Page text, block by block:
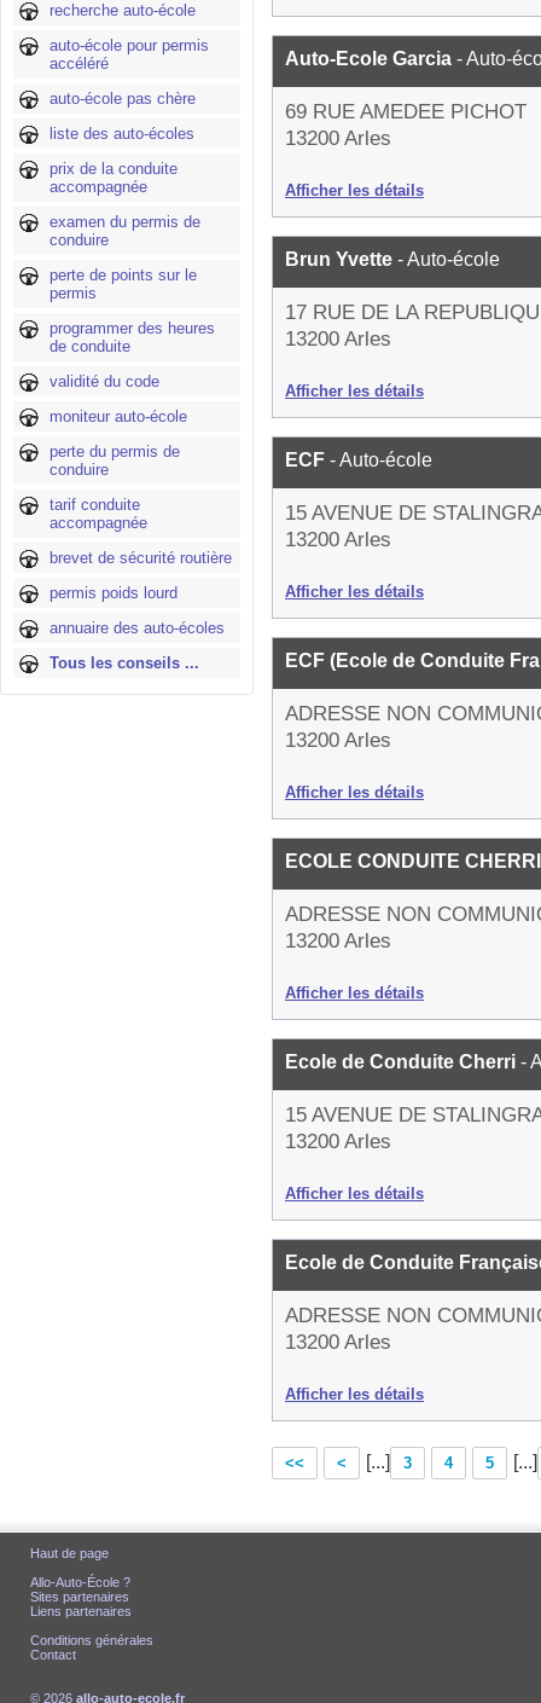
recherche auto-école
auto-école pour permis
accéléré
auto-école pas chère
liste des auto-écoles
prix de la conduite
accompagnée
examen du permis de
conduire
perte de points sur le
permis
programmer des heures
de conduite
validité du code
moniteur auto-école
perte du permis de
conduire
tarif conduite
accompagnée
brevet de sécurité routière
permis poids lourd
annuaire des auto-écoles
Tous les conseils ...
Auto-Ecole Garcia - Auto-
69 RUE AMEDEE PICHOT
13200 Arles
Afficher les détails
Brun Yvette - Auto-école
17 RUE DE LA
13200 Arles
Afficher les détails
ECF - Auto-école
15 AVENUE DE
13200 Arles
Afficher les détails
ECF (Ecole de Conduite
ADRESSE NON
13200 Arles
Afficher les détails
ECOLE CONDUITE
ADRESSE NON
13200 Arles
Afficher les détails
Ecole de Conduite Cherri -
15 AVENUE DE
13200 Arles
Afficher les détails
Ecole de Conduite
ADRESSE NON
13200 Arles
Afficher les détails
<< < [...] 3 4 5 [...]
Haut de page
Allo-Auto-École ?
Sites partenaires
Liens partenaires
Conditions générales
Contact
© 2026 allo-auto-ecole.fr